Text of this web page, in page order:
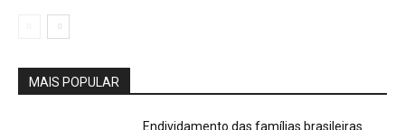
MAIS POPULAR
Endividamento das famílias brasileiras